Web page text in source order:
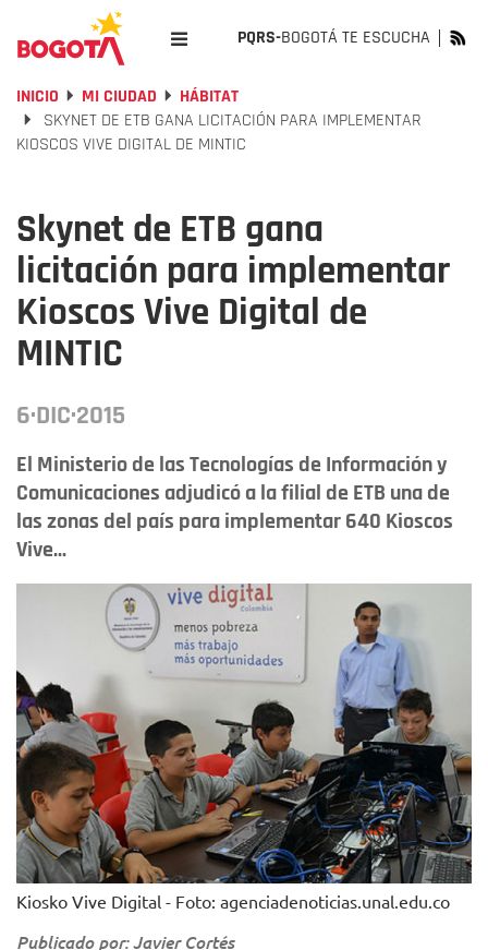
PQRS-BOGOTÁ TE ESCUCHA
INICIO MI CIUDAD
HÁBITAT
SKYNET DE ETB GANA LICITACIÓN PARA IMPLEMENTAR
KIOSCOS VIVE DIGITAL DE MINTIC
Skynet de ETB gana
licitación para implementar
Kioscos Vive Digital de
MINTIC
6·DIC·2015
El Ministerio de las Tecnologías de Información y
Comunicaciones adjudicó a la filial de ETB una de
las zonas del país para implementar 640 Kioscos
Vive...
Kiosko Vive Digital - Foto: agenciadenoticias.unal.edu.co
Publicado por: Javier Cortés